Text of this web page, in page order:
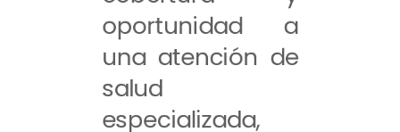
oportunidad a
una atención de
salud
especializada,